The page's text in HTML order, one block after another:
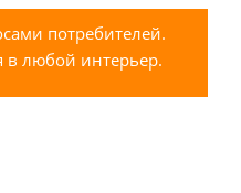
потребителей.
в любой интерьер.